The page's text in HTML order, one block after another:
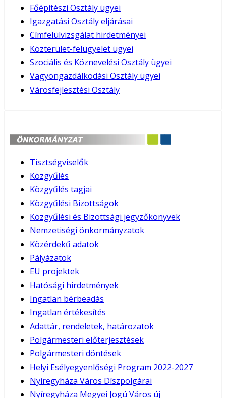
Főépítészi Osztály ügyei
Igazgatási Osztály eljárásai
Címfelülvizsgálat hirdetményei
Közterület-felügyelet ügyei
Szociális és Köznevelési Osztály ügyei
Vagyongazdálkodási Osztály ügyei
Városfejlesztési Osztály
Tisztségviselők
Közgyűlés
Közgyűlés tagjai
Közgyűlési Bizottságok
Közgyűlési és Bizottsági jegyzőkönyvek
Nemzetiségi önkormányzatok
Közérdekű adatok
Pályázatok
EU projektek
Hatósági hirdetmények
Ingatlan bérbeadás
Ingatlan értékesítés
Adattár, rendeletek, határozatok
Polgármesteri előterjesztések
Polgármesteri döntések
Helyi Esélyegyenlőségi Program 2022-2027
Nyíregyháza Város Díszpolgárai
Nyíregyháza Megyei Jogú Város új